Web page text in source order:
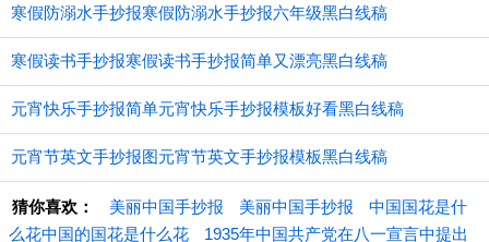
寒假防溺水手抄报寒假防溺水手抄报六年级黑白线稿
寒假读书手抄报寒假读书手抄报简单又漂亮黑白线稿
元宵快乐手抄报简单元宵快乐手抄报模板好看黑白线稿
元宵节英文手抄报图元宵节英文手抄报模板黑白线稿
猜你喜欢： 美丽中国手抄报 美丽中国手抄报
中国国花是什
么花中国的国花是什么花
1935年中国共产党在八一宣言中提出